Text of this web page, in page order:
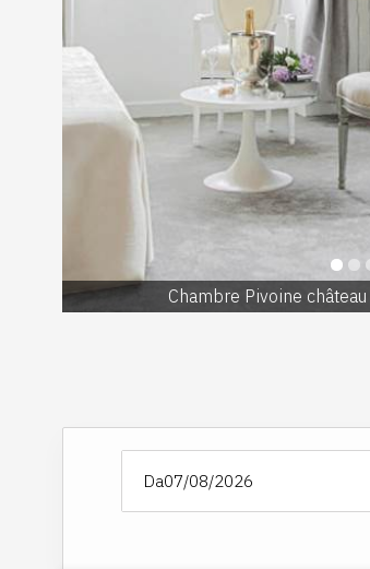
Chambre Pivoine
Da